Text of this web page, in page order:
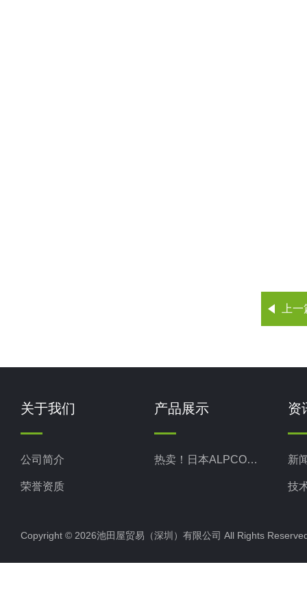
上
关于我们
公司简介
荣誉资质
产品展示
热卖！日本ALPCO阿尔普
资
新
技
Copyright © 2026池田屋贸易（深圳）有限公司 All Rights